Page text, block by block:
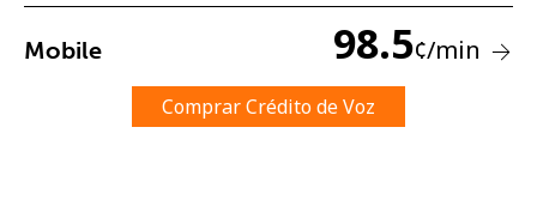
Una letra mayúscula y una minúscula
Un caracter especial
Mobile 98.5¢/min
Comprar Crédito de Voz